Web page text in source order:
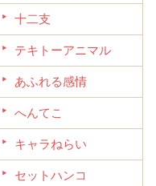
十二支
テキトーアニマル
あふれる感情
へんてこ
キャラねらい
セットハンコ